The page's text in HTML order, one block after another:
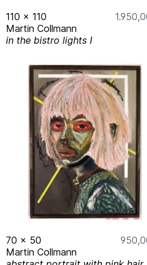
110 x 110
Martin Collmann
in the bistro lights I
70 x 50
Martin Collmann